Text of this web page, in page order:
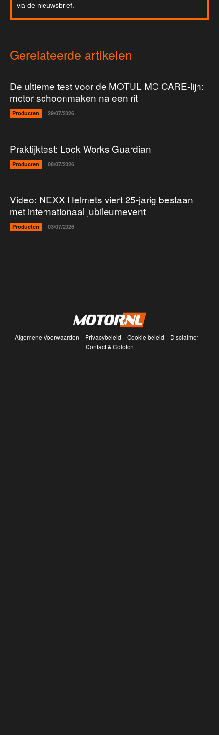
via de nieuwsbrief.
Gerelateerde artikelen
De ultieme test voor de MOTUL MC CARE-lijn:
motor schoonmaken na een rit
Producten 29/07/2026
Praktijktest: Lock Works Guardian
Producten 08/07/2026
Video: NEXX Helmets viert 25-jarig bestaan
met internationaal jubileumevent
Producten 03/07/2026
Algemene Voorwaarden Privacybeleid Cookie beleid
Disclaimer
Contact & Colofon